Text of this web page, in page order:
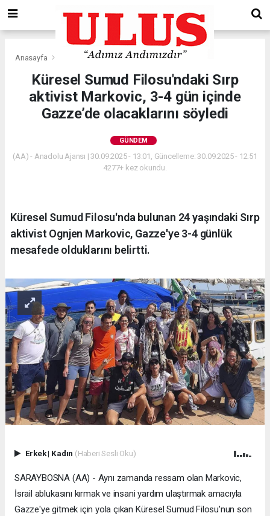
Anasayfa Gündem
Küresel Sumud Filosu'ndaki Sırp
aktivist Markovic, 3-4 gün içinde
Gazze’de olacaklarını söyledi
GÜNDEM
(AA) - Anadolu Ajansı | 30.09.2025 - 13:01, Güncelleme: 30.09.2025 - 12:51
4277+ kez okundu.
Küresel Sumud Filosu'nda bulunan 24 yaşındaki Sırp
aktivist Ognjen Markovic, Gazze'ye 3-4 günlük
mesafede olduklarını belirtti.
Erkek| Kadın (Haberi Sesli Oku)
SARAYBOSNA (AA) - Aynı zamanda ressam olan Markovic,
İsrail ablukasını kırmak ve insani yardım ulaştırmak amacıyla
Gazze'ye gitmek için yola çıkan Küresel Sumud Filosu'nun son